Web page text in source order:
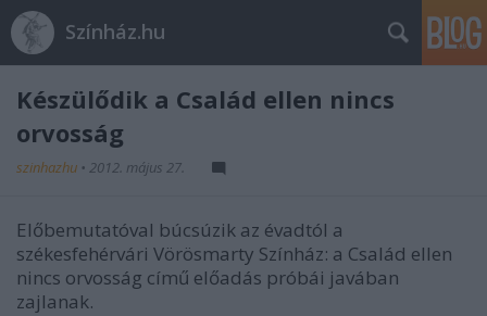
Színház.hu
Készülődik a Család ellen nincs
orvosság
szinhazhu • 2012. május 27.
Előbemutatóval búcsúzik az évadtól a
székesfehérvári Vörösmarty Színház: a Család ellen
nincs orvosság című előadás próbái javában
zajlanak.